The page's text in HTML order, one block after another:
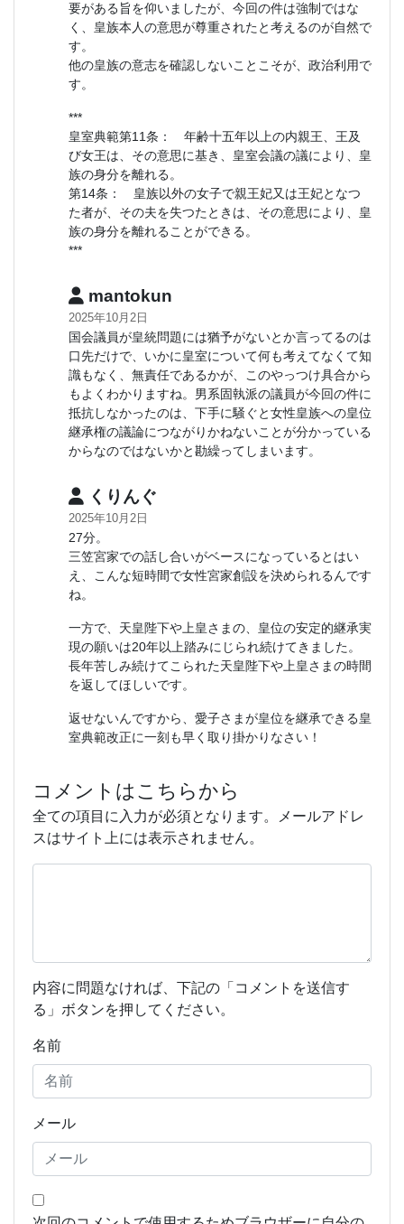
要がある旨を仰いましたが、今回の件は強制ではな
く、皇族本人の意思が尊重されたと考えるのが自然で
す。
他の皇族の意志を確認しないことこそが、政治利用で
す。
***
皇室典範第11条： 年齢十五年以上の内親王、王及
び女王は、その意思に基き、皇室会議の議により、皇
族の身分を離れる。
第14条： 皇族以外の女子で親王妃又は王妃となつ
た者が、その夫を失つたときは、その意思により、皇
族の身分を離れることができる。
***
mantokun
2025年10月2日
国会議員が皇統問題には猶予がないとか言ってるのは
口先だけで、いかに皇室について何も考えてなくて知
識もなく、無責任であるかが、このやっつけ具合から
もよくわかりますね。男系固執派の議員が今回の件に
抵抗しなかったのは、下手に騒ぐと女性皇族への皇位
継承権の議論につながりかねないことが分かっている
からなのではないかと勘繰ってしまいます。
くりんぐ
2025年10月2日
27分。
三笠宮家での話し合いがベースになっているとはい
え、こんな短時間で女性宮家創設を決められるんです
ね。
一方で、天皇陛下や上皇さまの、皇位の安定的継承実
現の願いは20年以上踏みにじられ続けてきました。
長年苦しみ続けてこられた天皇陛下や上皇さまの時間
を返してほしいです。
返せないんですから、愛子さまが皇位を継承できる皇
室典範改正に一刻も早く取り掛かりなさい！
コメントはこちらから
全ての項目に入力が必須となります。メールアドレ
スはサイト上には表示されません。
内容に問題なければ、下記の「コメントを送信す
る」ボタンを押してください。
名前
メール